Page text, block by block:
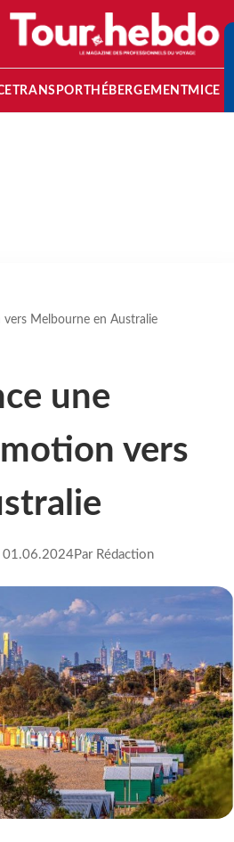
TRANSPORT HÉBERGEMENTMICE
Melbourne en Australie
une
vers
01.06.2024Par Rédaction